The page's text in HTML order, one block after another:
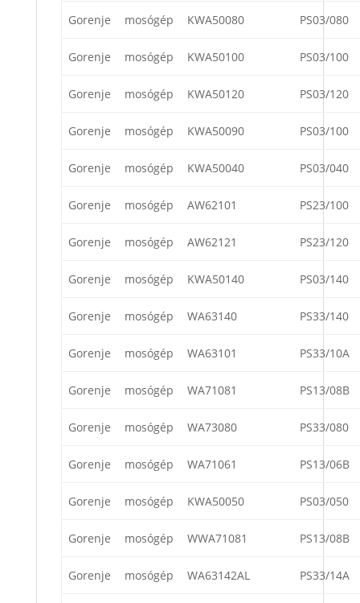
Gorenje mosógép KWA50080 PS03/080
Gorenje mosógép KWA50100 PS03/100
Gorenje mosógép KWA50120 PS03/120
Gorenje mosógép KWA50090 PS03/100
Gorenje mosógép KWA50040 PS03/040
Gorenje mosógép AW62101 PS23/100
Gorenje mosógép AW62121 PS23/120
Gorenje mosógép KWA50140 PS03/140
Gorenje mosógép WA63140 PS33/140
Gorenje mosógép WA63101 PS33/10A
Gorenje mosógép WA71081 PS13/08B
Gorenje mosógép WA73080 PS33/080
Gorenje mosógép WA71061 PS13/06B
Gorenje mosógép KWA50050 PS03/050
Gorenje mosógép WWA71081 PS13/08B
Gorenje mosógép WA63142AL PS33/14A